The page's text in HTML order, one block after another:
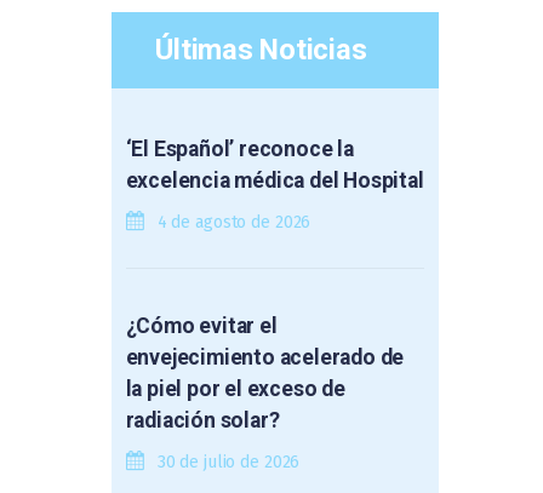
Últimas Noticias
‘El Español’ reconoce la
excelencia médica del Hospital
4 de agosto de 2026
¿Cómo evitar el
envejecimiento acelerado de
la piel por el exceso de
radiación solar?
30 de julio de 2026